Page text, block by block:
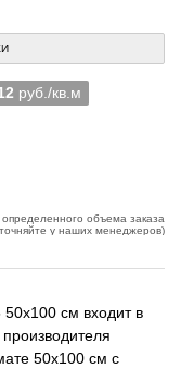
руб./кв.м
объема заказа
у наших менеджеров)
см входит в
50x100 см с